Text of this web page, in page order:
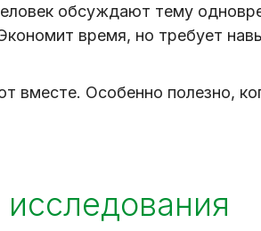
обсуждают тему
время, но требует
вместе. Особенно полезно,